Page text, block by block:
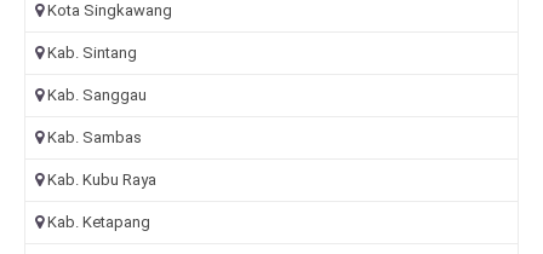
Kota Singkawang
Kab. Sintang
Kab. Sanggau
Kab. Sambas
Kab. Kubu Raya
Kab. Ketapang